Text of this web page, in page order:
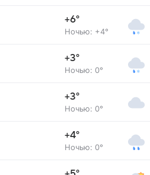
+6°
Ночью: +4°
+3°
Ночью: 0°
+3°
Ночью: 0°
+4°
Ночью: 0°